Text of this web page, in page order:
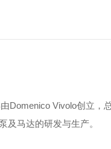
Domenico Vivolo创立，
及马达的研发与生产。